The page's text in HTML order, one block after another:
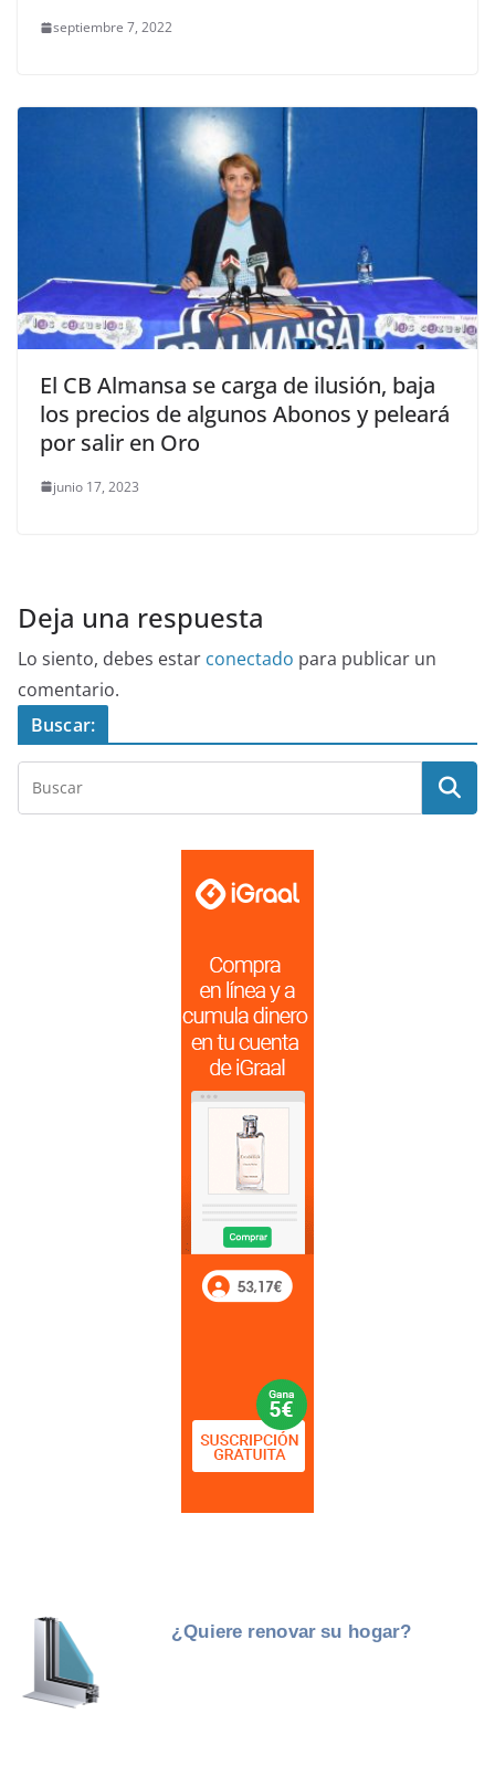
septiembre 7, 2022
El CB Almansa se carga de ilusión, baja
los precios de algunos Abonos y peleará
por salir en Oro
junio 17, 2023
Deja una respuesta
Lo siento, debes estar conectado para publicar un
comentario.
Buscar: